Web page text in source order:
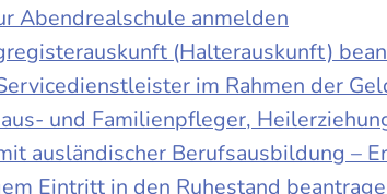
Abendrealschule anmelden
(Halterauskunft)
im Rahmen der
und Familienpfleger,
ausländischer Berufsausbildung –
Eintritt in den Ruhestand